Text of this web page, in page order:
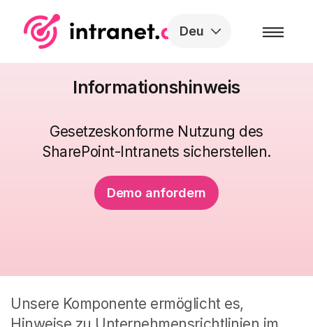
Deu
Informationshinweis
Gesetzeskonforme Nutzung des
SharePoint-Intranets sicherstellen.
Demo anfordern
Unsere Komponente ermöglicht es,